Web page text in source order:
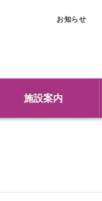
お知らせ
施設案内